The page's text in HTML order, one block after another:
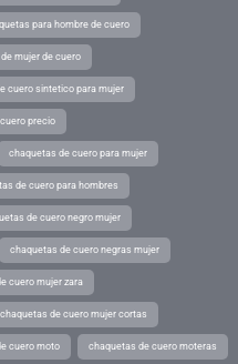
para hombre de cuero
mujer de cuero
cuero sintetico para mujer
precio
chaquetas de cuero para mujer
de cuero para hombres
de cuero negro mujer
chaquetas de cuero negras mujer
cuero mujer zara
chaquetas de cuero mujer cortas
cuero moto chaquetas de cuero moteras